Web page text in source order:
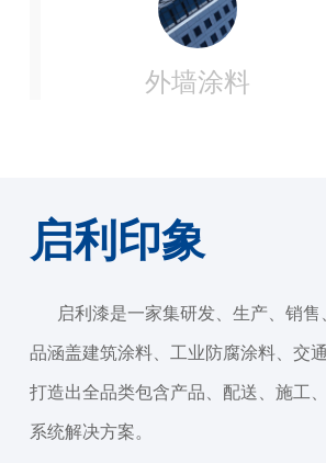
外墙涂料
启利印象
启利漆是⼀家集研发、⽣产、销
品涵盖建筑涂料、⼯业防腐涂料、交
打造出全品类包含产品、配送、施⼯
系统解决⽅案。